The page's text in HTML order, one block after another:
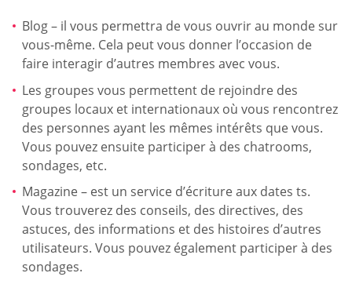
Blog – il vous permettra de vous ouvrir au monde sur
vous-même. Cela peut vous donner l’occasion de
faire interagir d’autres membres avec vous.
Les groupes vous permettent de rejoindre des
groupes locaux et internationaux où vous rencontrez
des personnes ayant les mêmes intérêts que vous.
Vous pouvez ensuite participer à des chatrooms,
sondages, etc.
Magazine – est un service d’écriture aux dates ts.
Vous trouverez des conseils, des directives, des
astuces, des informations et des histoires d’autres
utilisateurs. Vous pouvez également participer à des
sondages.